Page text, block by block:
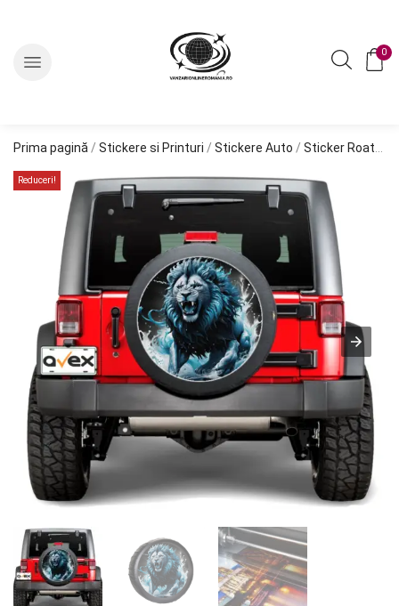
0
Prima pagină / Stickere si Printuri / Stickere Auto / Sticker Roata de Rezerva
Reduceri!